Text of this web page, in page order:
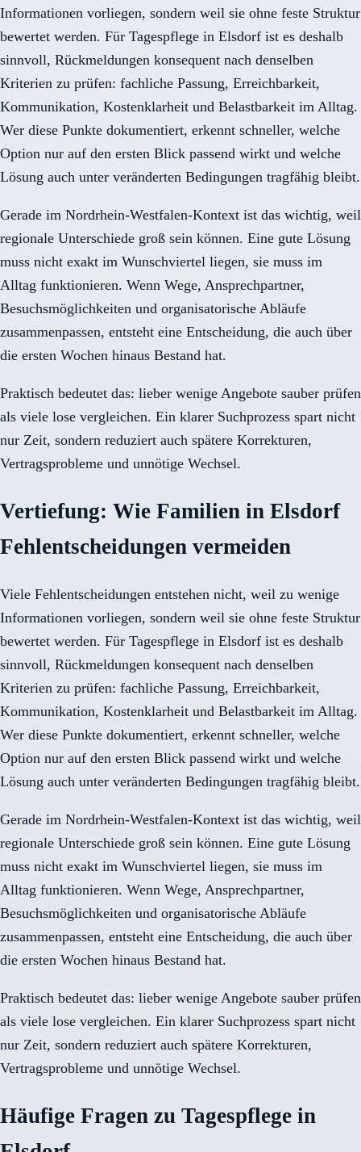
Informationen vorliegen, sondern weil sie ohne feste Struktur
bewertet werden. Für Tagespflege in Elsdorf ist es deshalb
sinnvoll, Rückmeldungen konsequent nach denselben
Kriterien zu prüfen: fachliche Passung, Erreichbarkeit,
Kommunikation, Kostenklarheit und Belastbarkeit im Alltag.
Wer diese Punkte dokumentiert, erkennt schneller, welche
Option nur auf den ersten Blick passend wirkt und welche
Lösung auch unter veränderten Bedingungen tragfähig bleibt.
Gerade im Nordrhein-Westfalen-Kontext ist das wichtig, weil
regionale Unterschiede groß sein können. Eine gute Lösung
muss nicht exakt im Wunschviertel liegen, sie muss im
Alltag funktionieren. Wenn Wege, Ansprechpartner,
Besuchsmöglichkeiten und organisatorische Abläufe
zusammenpassen, entsteht eine Entscheidung, die auch über
die ersten Wochen hinaus Bestand hat.
Praktisch bedeutet das: lieber wenige Angebote sauber prüfen
als viele lose vergleichen. Ein klarer Suchprozess spart nicht
nur Zeit, sondern reduziert auch spätere Korrekturen,
Vertragsprobleme und unnötige Wechsel.
Vertiefung: Wie Familien in Elsdorf
Fehlentscheidungen vermeiden
Viele Fehlentscheidungen entstehen nicht, weil zu wenige
Informationen vorliegen, sondern weil sie ohne feste Struktur
bewertet werden. Für Tagespflege in Elsdorf ist es deshalb
sinnvoll, Rückmeldungen konsequent nach denselben
Kriterien zu prüfen: fachliche Passung, Erreichbarkeit,
Kommunikation, Kostenklarheit und Belastbarkeit im Alltag.
Wer diese Punkte dokumentiert, erkennt schneller, welche
Option nur auf den ersten Blick passend wirkt und welche
Lösung auch unter veränderten Bedingungen tragfähig bleibt.
Gerade im Nordrhein-Westfalen-Kontext ist das wichtig, weil
regionale Unterschiede groß sein können. Eine gute Lösung
muss nicht exakt im Wunschviertel liegen, sie muss im
Alltag funktionieren. Wenn Wege, Ansprechpartner,
Besuchsmöglichkeiten und organisatorische Abläufe
zusammenpassen, entsteht eine Entscheidung, die auch über
die ersten Wochen hinaus Bestand hat.
Praktisch bedeutet das: lieber wenige Angebote sauber prüfen
als viele lose vergleichen. Ein klarer Suchprozess spart nicht
nur Zeit, sondern reduziert auch spätere Korrekturen,
Vertragsprobleme und unnötige Wechsel.
Häufige Fragen zu Tagespflege in